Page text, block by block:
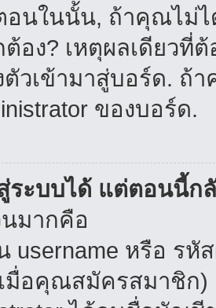
นในนั้น, ถ้าคุณไม่
อง? เหตุผลเดียวที่
วเข้ามาสู่บอร์ด. ถ้
ของบอร์ด.
ระบบได้ แต่ตอนนี้ก
มากคือ
หรือ รหั
มื่อคุณสมัครสมาชิก)